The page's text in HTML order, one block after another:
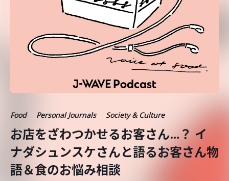
Food Personal Journals Society & Culture
お店をざわつかせるお客さん…？ イ
ナダシュンスケさんと語るお客さん物
語＆食のお悩み相談